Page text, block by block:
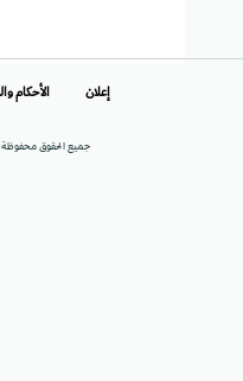
جميع الحقوق
إعلان الأحكام